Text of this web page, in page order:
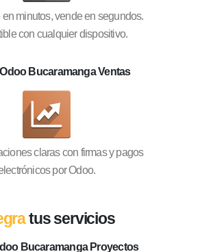
minutos, vende en segundos.
con cualquier dispositivo.
Bucaramanga Ventas
claras con firmas y pagos
por Odoo.
tus servicios
Bucaramanga Proyectos